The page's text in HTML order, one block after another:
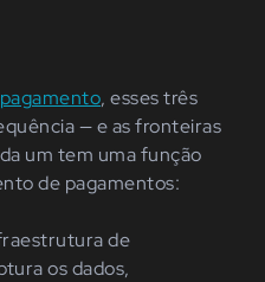
, esses três
— e as fronteiras
um tem uma função
de pagamentos:
de
os dados,